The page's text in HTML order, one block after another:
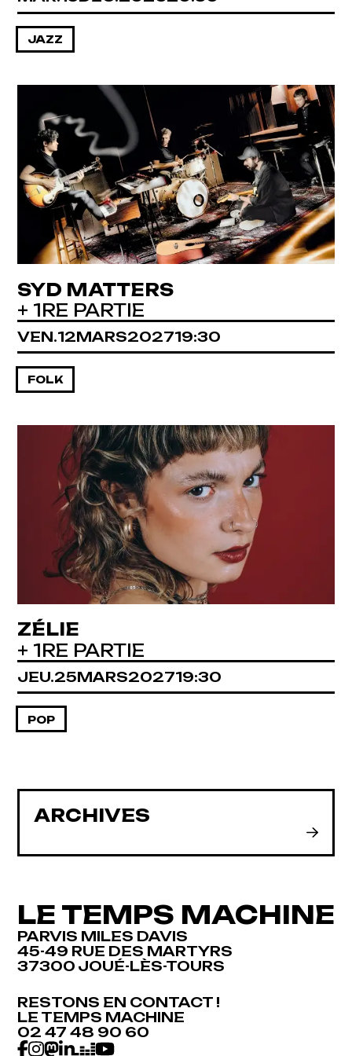
JAZZ
SYD MATTERS
+ 1RE PARTIE
VENDREDI
VEN.12MARS
MARS202719:30
FOLK
ZÉLIE
+ 1RE PARTIE
JEUDI
JEU.25MARS
MARS202719:30
POP
ARCHIVES
LE TEMPS MACHINE
PARVIS MILES DAVIS
45-49 RUE DES MARTYRS
37300 JOUÉ-LÈS-TOURS
RESTONS EN CONTACT !
LE TEMPS MACHINE
02 47 48 90 60
RESTONS EN CONTACT !
LE TEMPS MACHINE
02 47 48 90 60